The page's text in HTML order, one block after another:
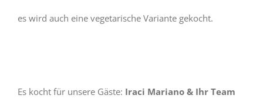
es wird auch eine vegetarische Variante gekocht.
Es kocht für unsere Gäste: Iraci Mariano & Ihr Team